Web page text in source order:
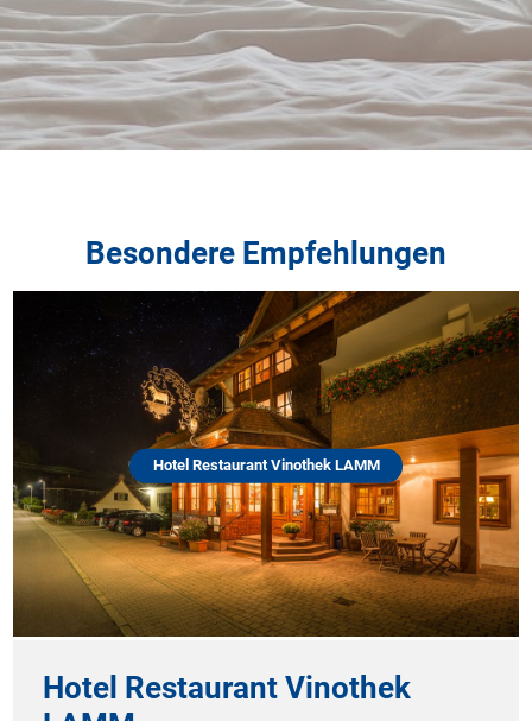
Besondere Empfehlungen
Hotel Restaurant Vinothek LAMM
Hotel Restaurant Vinothek